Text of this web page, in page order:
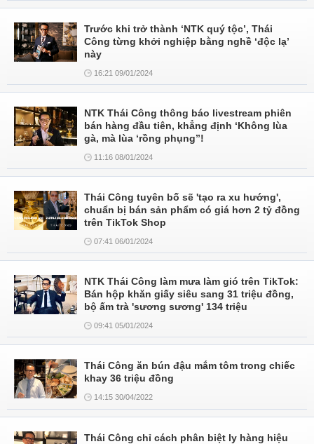
Trước khi trở thành ‘NTK quý tộc’, Thái
Công từng khởi nghiệp bằng nghề ‘độc lạ’
này
16:21 09/01/2024
NTK Thái Công thông báo livestream phiên
bán hàng đầu tiên, khẳng định ‘Không lùa
gà, mà lùa ‘rồng phụng’’!
11:16 08/01/2024
Thái Công tuyên bố sẽ 'tạo ra xu hướng',
chuẩn bị bán sản phẩm có giá hơn 2 tỷ đồng
trên TikTok Shop
07:41 06/01/2024
NTK Thái Công làm mưa làm gió trên TikTok:
Bán hộp khăn giấy siêu sang 31 triệu đồng,
bộ ấm trà 'sương sương' 134 triệu
09:41 05/01/2024
Thái Công ăn bún đậu mắm tôm trong chiếc
khay 36 triệu đồng
14:15 30/04/2022
Thái Công chỉ cách phân biệt ly hàng hiệu